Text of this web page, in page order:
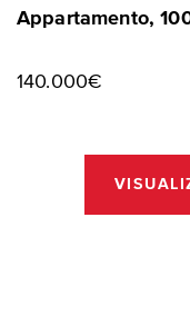
Appartamento,
140.000€